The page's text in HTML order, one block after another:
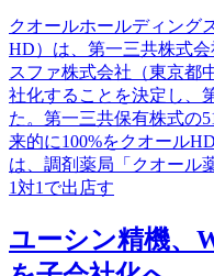
クオールホールディング
HD）は、第一三共株式
スファ株式会社（東京都
社化することを決定し、
た。第一三共保有株式の
来的に100%をクオール
は、調剤薬局「クオール
1対1で出店す
ユーシン精機、